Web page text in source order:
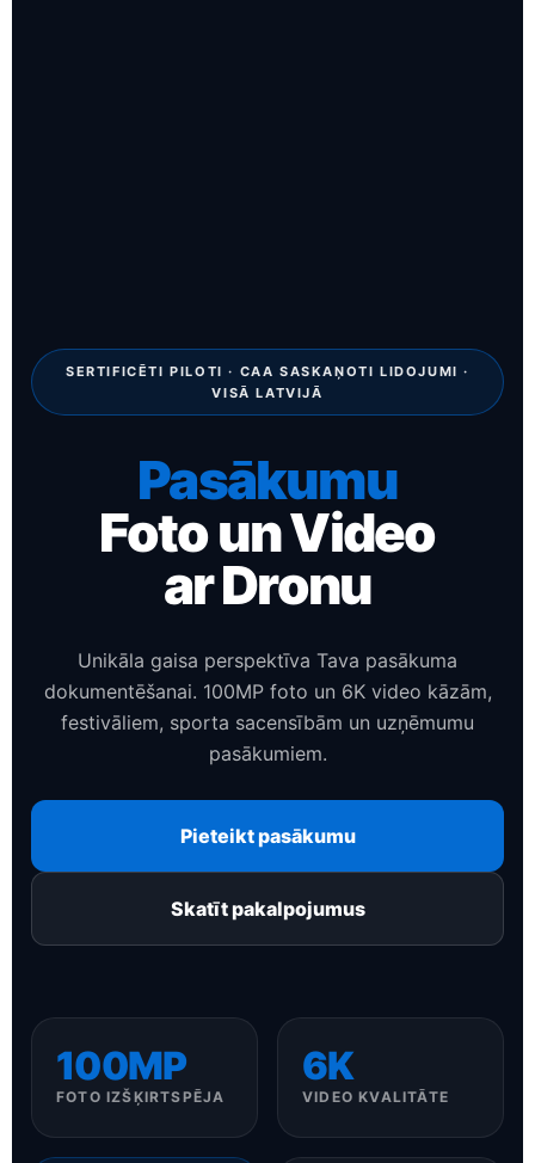
SERTIFICĒTI PILOTI · CAA SASKAŅOTI LIDOJUMI ·
VISĀ LATVIJĀ
Pasākumu
Foto un Video
ar Dronu
Unikāla gaisa perspektīva Tava pasākuma
dokumentēšanai. 100MP foto un 6K video kāzām,
festivāliem, sporta sacensībām un uzņēmumu
pasākumiem.
Pieteikt pasākumu
Skatīt pakalpojumus
100MP
FOTO IZŠĶIRTSPĒJA
6K
VIDEO KVALITĀTE